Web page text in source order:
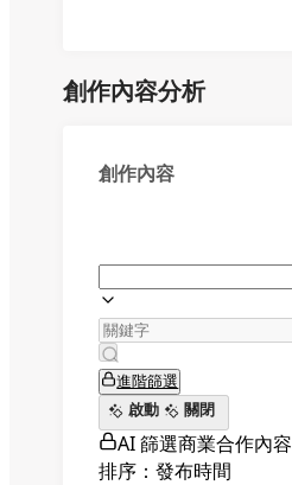
創作內容分析
創作內容
進階篩選
啟動
關閉
AI 篩選商業合作內容
排序：發布時間